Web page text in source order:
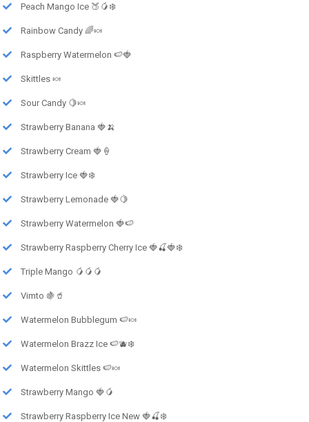
Peach Mango Ice 🍑🥭❄️
Rainbow Candy 🌈🍬
Raspberry Watermelon 🍉🍓
Skittles 🍬
Sour Candy 🍋🍬
Strawberry Banana 🍓🍌
Strawberry Cream 🍓🍦
Strawberry Ice 🍓❄️
Strawberry Lemonade 🍓🍋
Strawberry Watermelon 🍓🍉
Strawberry Raspberry Cherry Ice 🍓🍒🍓❄️
Triple Mango 🥭🥭🥭
Vimto 🍇🥤
Watermelon Bubblegum 🍉🍬
Watermelon Brazz Ice 🍉🫐❄️
Watermelon Skittles 🍉🍬
Strawberry Mango 🍓🥭
Strawberry Raspberry Ice New 🍓🍒❄️